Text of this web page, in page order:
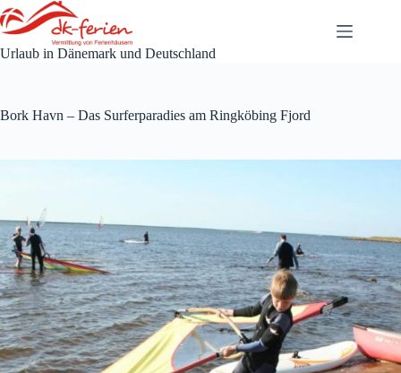
Zum
Inhalt
springen
Urlaub in Dänemark und Deutschland
Bork Havn – Das Surferparadies am Ringköbing Fjord